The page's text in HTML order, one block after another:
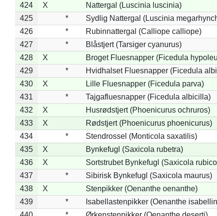
424
X
Nattergal (Luscinia luscinia)
425
*
Sydlig Nattergal (Luscinia
426
*
Rubinnattergal (Calliope calliope)
427
*
Blåstjert (Tarsiger cyanurus)
428
X
Broget Fluesnapper (Ficedula
429
*
Hvidhalset Fluesnapper (Ficedula
430
X
Lille Fluesnapper (Ficedula parva)
431
*
Tajgafluesnapper (Ficedula albicilla)
432
X
Husrødstjert (Phoenicurus ochruros)
433
X
Rødstjert (Phoenicurus phoenicurus)
434
*
Stendrossel (Monticola saxatilis)
435
X
Bynkefugl (Saxicola rubetra)
436
X
Sortstrubet Bynkefugl (Saxicola
437
*
Sibirisk Bynkefugl (Saxicola maurus)
438
X
Stenpikker (Oenanthe oenanthe)
439
*
Isabellastenpikker (Oenanthe